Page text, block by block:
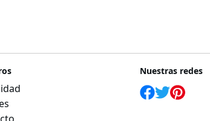
Nuestras redes